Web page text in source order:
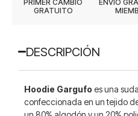
DESCRIPCIÓN
Hoodie Gargufo es una
confeccionada en un tejido
PRIMER CAMBIO
GRATUITO
ENVÍO